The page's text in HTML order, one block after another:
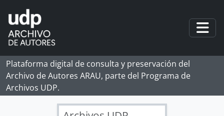
Skip to main content
Plataforma digital de consulta y preservación del
Archivo de Autores ARAU, parte del Programa de
Archivos UDP.